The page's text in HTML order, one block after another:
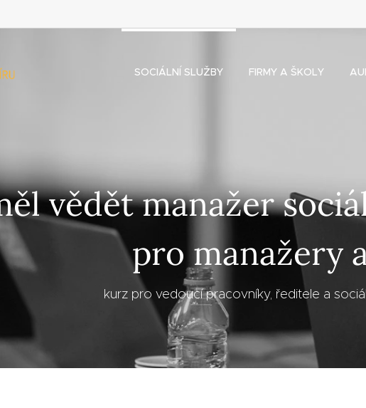
SOCIÁLNÍ SLUŽBY FIRMY A ŠKOLY
vědět manažer
pro manažery
kurz pro vedoucí pracovníky, ředitele a